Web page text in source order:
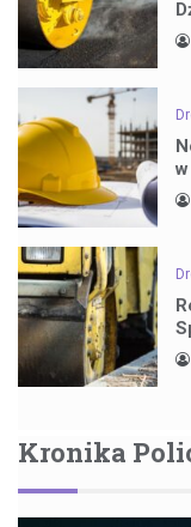
Kronika